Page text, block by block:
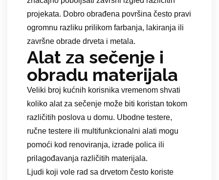
projekata. Dobro obrađena površina često pravi
ogromnu razliku prilikom farbanja, lakiranja ili
završne obrade drveta i metala.
Alat za sečenje i
obradu materijala
Veliki broj kućnih korisnika vremenom shvati
koliko alat za sečenje može biti koristan tokom
različitih poslova u domu. Ubodne testere,
ručne testere ili multifunkcionalni alati mogu
pomoći kod renoviranja, izrade polica ili
prilagođavanja različitih materijala.
Ljudi koji vole rad sa drvetom često koriste